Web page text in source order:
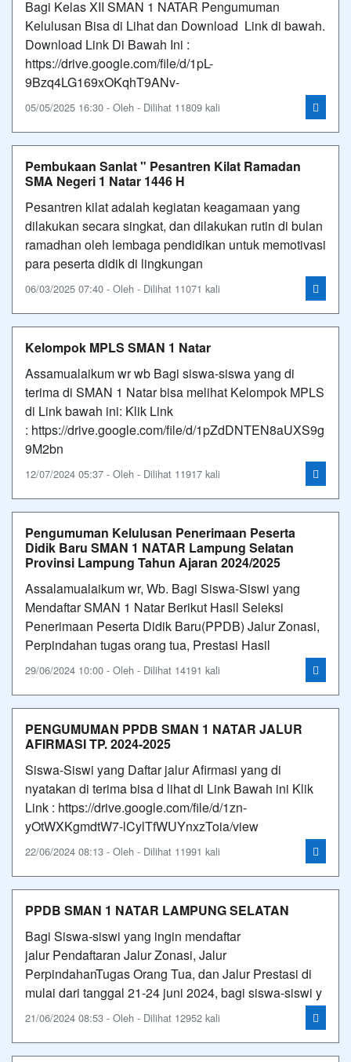
Bagi Kelas XII SMAN 1 NATAR Pengumuman
Kelulusan Bisa di Lihat dan Download Link di bawah.
Download Link Di Bawah Ini :
https://drive.google.com/file/d/1pL-
9Bzq4LG169xOKqhT9ANv-
05/05/2025 16:30 - Oleh - Dilihat 11809 kali
Pembukaan Sanlat " Pesantren Kilat Ramadan
SMA Negeri 1 Natar 1446 H
Pesantren kilat adalah kegiatan keagamaan yang
dilakukan secara singkat, dan dilakukan rutin di bulan
ramadhan oleh lembaga pendidikan untuk memotivasi
para peserta didik di lingkungan
06/03/2025 07:40 - Oleh - Dilihat 11071 kali
Kelompok MPLS SMAN 1 Natar
Assamualaikum wr wb Bagi siswa-siswa yang di
terima di SMAN 1 Natar bisa melihat Kelompok MPLS
di Link bawah ini: Klik Link
: https://drive.google.com/file/d/1pZdDNTEN8aUXS9g
9M2bn
12/07/2024 05:37 - Oleh - Dilihat 11917 kali
Pengumuman Kelulusan Penerimaan Peserta
Didik Baru SMAN 1 NATAR Lampung Selatan
Provinsi Lampung Tahun Ajaran 2024/2025
Assalamualaikum wr, Wb. Bagi Siswa-Siswi yang
Mendaftar SMAN 1 Natar Berikut Hasil Seleksi
Penerimaan Peserta Didik Baru(PPDB) Jalur Zonasi,
Perpindahan tugas orang tua, Prestasi Hasil
29/06/2024 10:00 - Oleh - Dilihat 14191 kali
PENGUMUMAN PPDB SMAN 1 NATAR JALUR
AFIRMASI TP. 2024-2025
Siswa-Siswi yang Daftar jalur Afirmasi yang di
nyatakan di terima bisa d lihat di Link Bawah ini Klik
Link : https://drive.google.com/file/d/1zn-
yOtWXKgmdtW7-lCylTfWUYnxzToia/view
22/06/2024 08:13 - Oleh - Dilihat 11991 kali
PPDB SMAN 1 NATAR LAMPUNG SELATAN
Bagi Siswa-siswi yang ingin mendaftar
jalur Pendaftaran Jalur Zonasi, Jalur
PerpindahanTugas Orang Tua, dan Jalur Prestasi di
mulai dari tanggal 21-24 juni 2024, bagi siswa-siswi y
21/06/2024 08:53 - Oleh - Dilihat 12952 kali